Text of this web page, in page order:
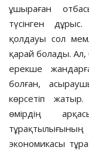
ұшыраған
түсінген
қолдауы сол
қарай болады. Ал,
ерекше
болған,
көрсетіп
өмірдің
экономикасы